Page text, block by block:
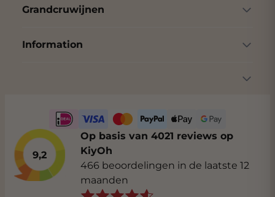
Grandcruwijnen
Information
9,2
Op basis van 4021 reviews op
KiyOh
466 beoordelingen in de laatste 12
maanden